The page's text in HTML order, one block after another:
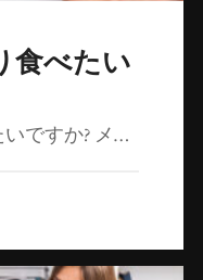
食べたい
いですか? メ…